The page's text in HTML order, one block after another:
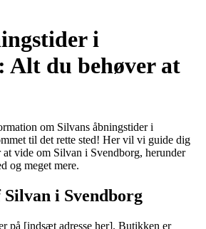
i
Alt du behøver at
om Silvans åbningstider i
til det rette sted! Her vil vi guide dig
vide om Silvan i Svendborg, herunder
og meget mere.
Silvan i Svendborg
på [indsæt adresse her]. Butikken er